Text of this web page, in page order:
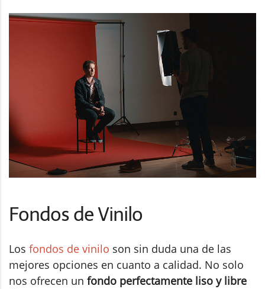
Fondos de Vinilo
Los fondos de vinilo son sin duda una de las
mejores opciones en cuanto a calidad. No solo
nos ofrecen un fondo perfectamente liso y libre